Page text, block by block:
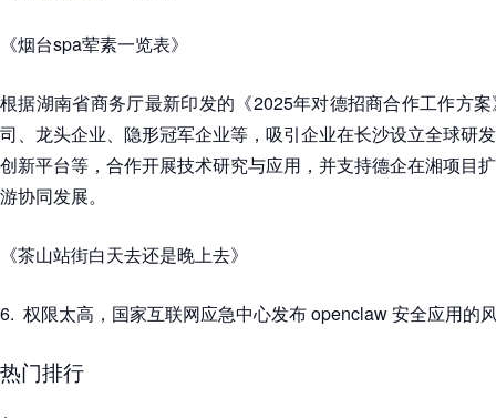
《烟台spa荤素一览表》
根据湖南省商务厅最新印发的《2025年对德招商合作工作方
司、龙头企业、隐形冠军企业等，吸引企业在长沙设立全球研
创新平台等，合作开展技术研究与应用，并支持德企在湘项目
游协同发展。
《茶山站街白天去还是晚上去》
6. 权限太高，国家互联网应急中心发布 openclaw 安全应用的
热门排行